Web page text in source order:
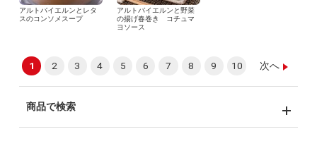
アルトバイエルンとレタ
スのコンソメスープ
アルトバイエルンと野菜
の揚げ春巻き コチュマ
ヨソース
1 2 3 4 5 6 7 8 9 10 次へ
商品で検索